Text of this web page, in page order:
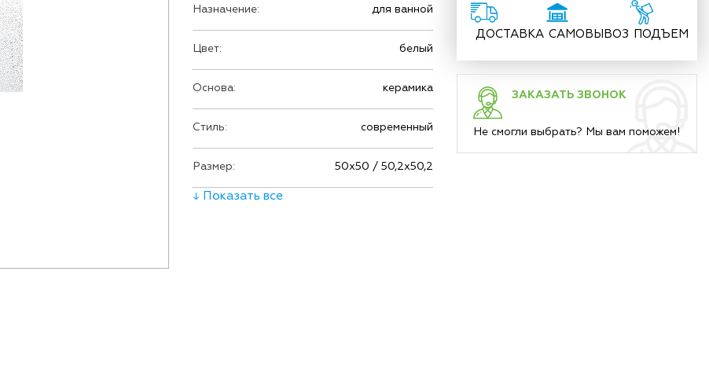
Назначение: для ванной
Цвет: белый
Основа: керамика
Стиль: современный
Размер: 50х50 / 50,2х50,2
↓ Показать все
ДОСТАВКА САМОВЫВОЗ ПОДЪЕМ
ЗАКАЗАТЬ ЗВОНОК
Не смогли выбрать? Мы вам поможем!